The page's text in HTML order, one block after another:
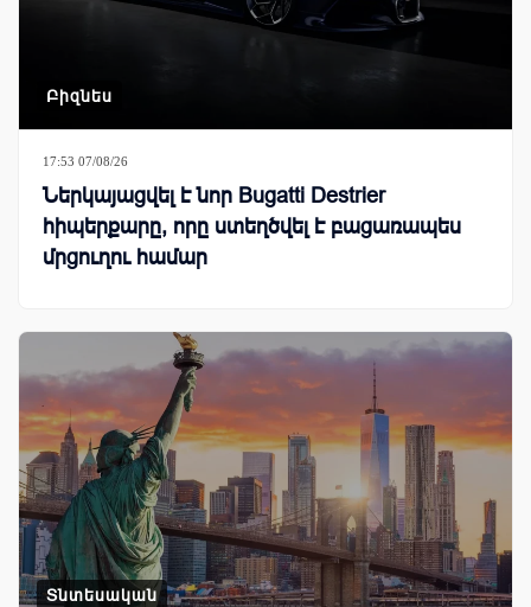
Բիզնես
17:53 07/08/26
Ներկայացվել է նոր Bugatti Destrier
հիպերքարը, որը ստեղծվել է բացառապես
մրցուղու համար
Տնտեսական